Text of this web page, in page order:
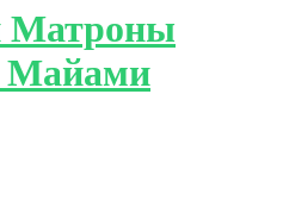
Матроны
Майами